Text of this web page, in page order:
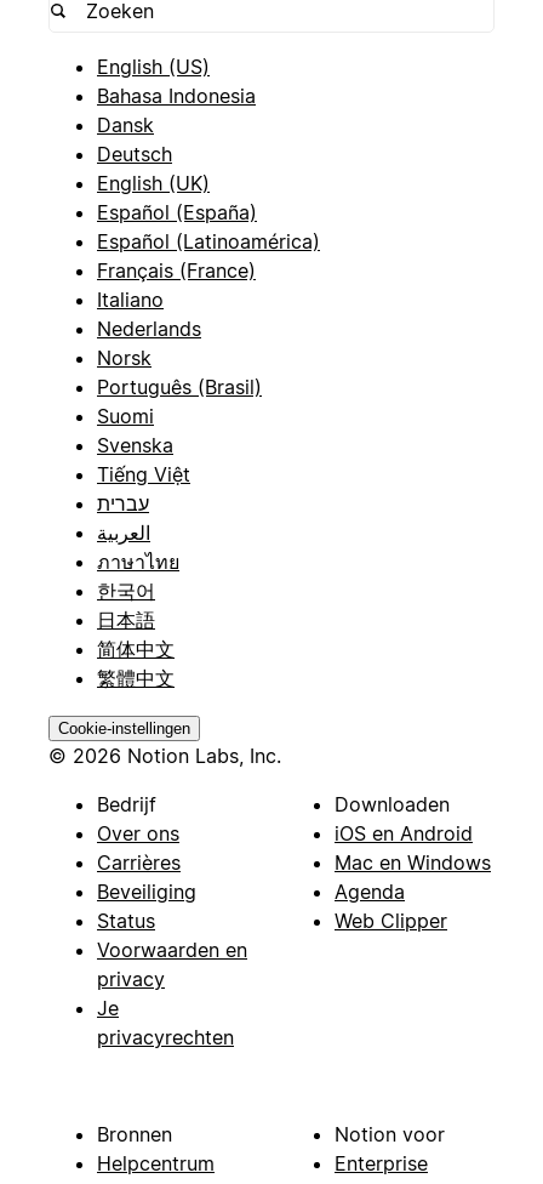
English (US)
Bahasa Indonesia
Dansk
Deutsch
English (UK)
Español (España)
Español (Latinoamérica)
Français (France)
Italiano
Nederlands
Norsk
Português (Brasil)
Suomi
Svenska
Tiếng Việt
עברית
العربية
ภาษาไทย
한국어
日本語
简体中文
繁體中文
Cookie-instellingen
© 2026 Notion Labs, Inc.
Bedrijf
Over ons
Carrières
Beveiliging
Status
Voorwaarden en
privacy
Je
privacyrechten
Downloaden
iOS en Android
Mac en Windows
Agenda
Web Clipper
Bronnen
Helpcentrum
Notion voor
Enterprise